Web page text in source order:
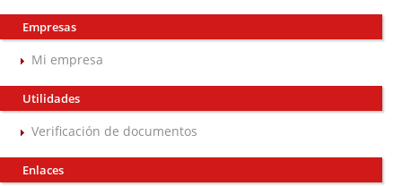
Empresas
Mi empresa
Utilidades
Verificación de documentos
Enlaces